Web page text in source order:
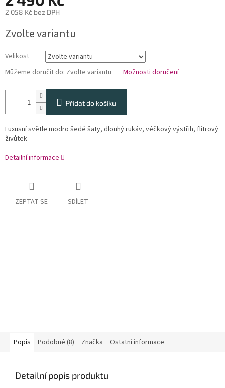
2 058 Kč bez DPH
cena:
Zvolte variantu
Velikost
Můžeme doručit do: Zvolte variantu Možnosti doručení
Přidat do košíku
Luxusní světle modro šedé šaty, dlouhý rukáv, véčkový výstřih, flitrový
živůtek
Detailní informace
ZEPTAT SE SDÍLET
Popis Podobné (8) Značka Ostatní informace
Detailní popis produktu